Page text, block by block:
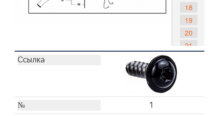
18
19
20
21
25
1